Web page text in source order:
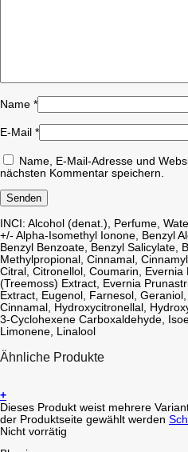
Name *
E-Mail *
Name, E-Mail-Adresse und
nächsten Kommentar speichern.
INCI: Alcohol (denat.), Perfume,
+/- Alpha-Isomethyl Ionone, Benzyl
Benzyl Benzoate, Benzyl Salicylate,
Methylpropional, Cinnamal, Cinnamyl
Citral, Citronellol, Coumarin, Evernia
(Treemoss) Extract, Evernia
Extract, Eugenol, Farnesol,
Cinnamal, Hydroxycitronellal,
3-Cyclohexene Carboxaldehyde,
Limonene, Linalool
Ähnliche Produkte
+
Dieses Produkt weist mehrere
der Produktseite gewählt werden
Nicht vorrätig